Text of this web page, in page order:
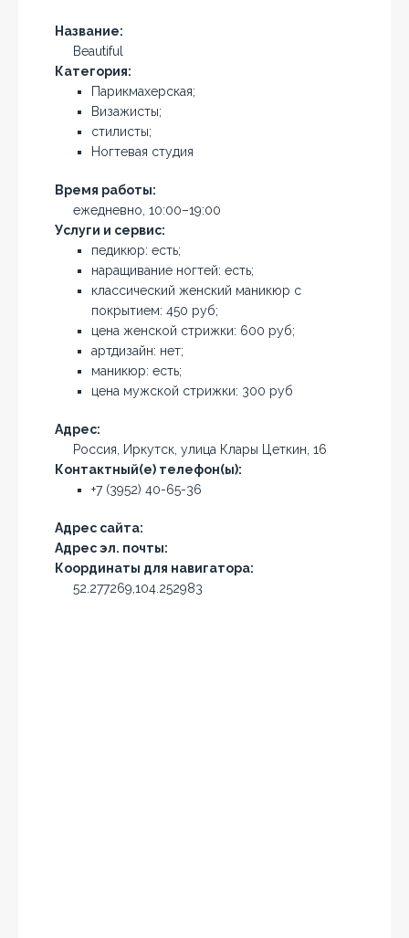
Название:
Beautiful
Категория:
Парикмахерская;
Визажисты;
стилисты;
Ногтевая студия
Время работы:
ежедневно, 10:00–19:00
Услуги и сервис:
педикюр: есть;
наращивание ногтей: есть;
классический женский маникюр с
покрытием: 450 руб;
цена женской стрижки: 600 руб;
артдизайн: нет;
маникюр: есть;
цена мужской стрижки: 300 руб
Адрес:
Россия, Иркутск, улица Клары Цеткин, 16
Контактный(е) телефон(ы):
+7 (3952) 40-65-36
Адрес сайта:
Адрес эл. почты:
Координаты для навигатора:
52.277269,104.252983